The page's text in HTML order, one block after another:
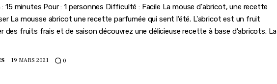
15 minutes Pour : 1 personnes Difficulté : Facile La mouse d'abricot, une recette
La mousse abricot une recette parfumée qui sent l’été. L'abricot est un fruit
des fruits frais et de saison découvrez une délicieuse recette à base d'abricots. La
19 MARS 2021 0